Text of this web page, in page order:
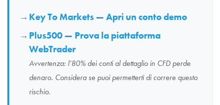
Key To Markets — Apri un conto demo
Plus500 — Prova la piattaforma
WebTrader
Avvertenza: l’80% dei conti al dettaglio in CFD perde
denaro. Considera se puoi permetterti di correre questo
rischio.